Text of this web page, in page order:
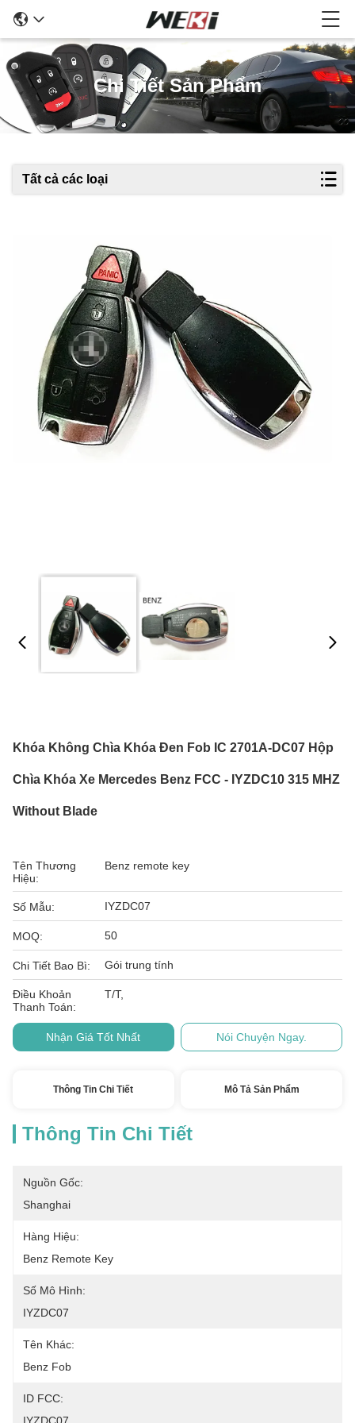
Chi Tiết Sản Phẩm
Tất cả các loại
Khóa Không Chìa Khóa Đen Fob IC 2701A-DC07 Hộp
Chìa Khóa Xe Mercedes Benz FCC - IYZDC10 315 MHZ
Without Blade
Tên Thương
Hiệu:
Benz remote key
Số Mẫu: IYZDC07
MOQ: 50
Chi Tiết Bao Bì: Gói trung tính
Điều Khoản
Thanh Toán:
T/T,
Nhận Giá Tốt Nhất Nói Chuyện Ngay.
Thông Tin Chi Tiết Mô Tả Sản Phẩm
Thông Tin Chi Tiết
Nguồn Gốc:
Shanghai
Hàng Hiệu:
Benz Remote Key
Số Mô Hình:
IYZDC07
Tên Khác:
Benz Fob
ID FCC: